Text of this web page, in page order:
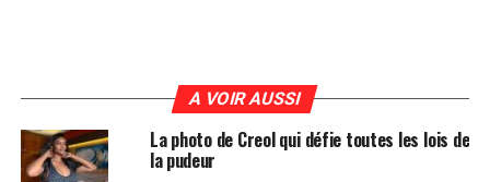
A VOIR AUSSI
La photo de Creol qui défie toutes les lois de
la pudeur